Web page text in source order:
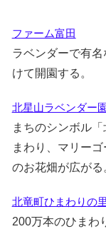
ファーム富田
ラベンダーで有
けて開園する。
北星山ラベンダー
まちのシンボル
まわり、マリー
のお花畑が広がる
北竜町ひまわりの
200万本のひまわ